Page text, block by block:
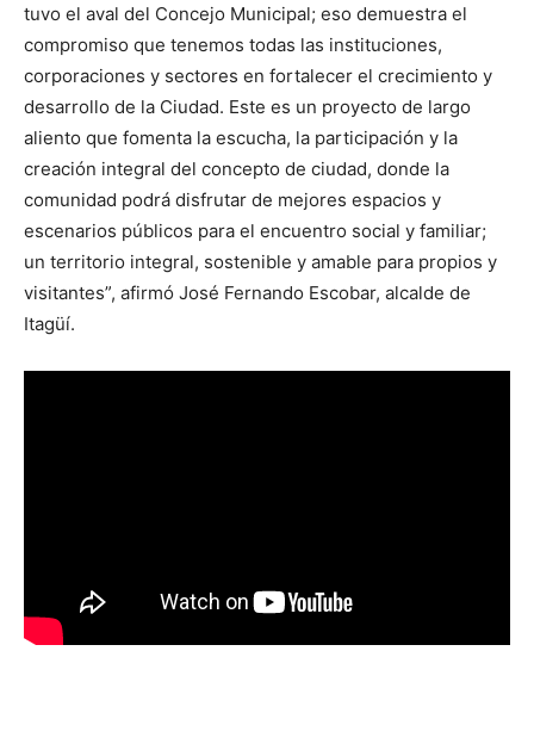
tuvo el aval del Concejo Municipal; eso demuestra el
compromiso que tenemos todas las instituciones,
corporaciones y sectores en fortalecer el crecimiento y
desarrollo de la Ciudad. Este es un proyecto de largo
aliento que fomenta la escucha, la participación y la
creación integral del concepto de ciudad, donde la
comunidad podrá disfrutar de mejores espacios y
escenarios públicos para el encuentro social y familiar;
un territorio integral, sostenible y amable para propios y
visitantes”, afirmó José Fernando Escobar, alcalde de
Itagüí.